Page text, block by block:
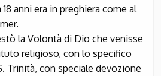
anni era in preghiera come al
la Volontà di Dio che venisse
religioso, con lo specifico
Trinità, con speciale devozione